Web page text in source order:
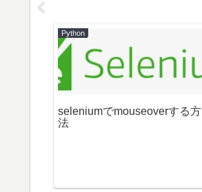
Python
seleniumでmouseoverする方
法